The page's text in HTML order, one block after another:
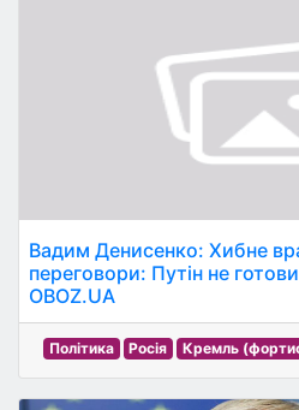
Вадим Денисенко: Хибне
переговори: Путін не
OBOZ.UA
Політика Росія Кремль